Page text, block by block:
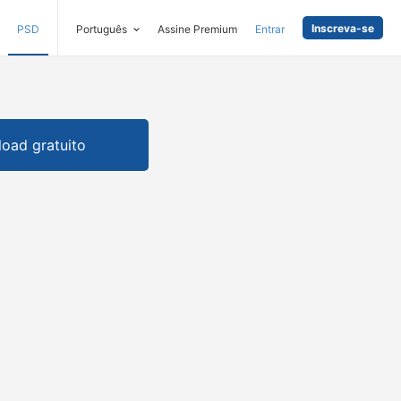
PSD Português Assine Premium Entrar Inscreva-se
gratuito